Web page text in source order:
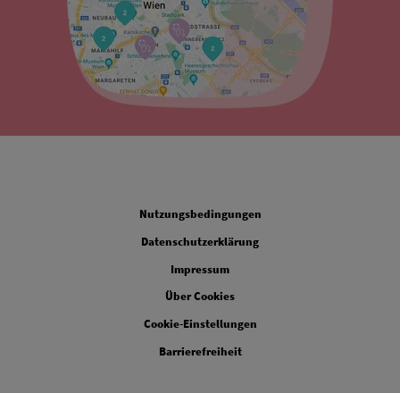
Nutzungsbedingungen
Datenschutzerklärung
Impressum
Über Cookies
Cookie-Einstellungen
Barrierefreiheit